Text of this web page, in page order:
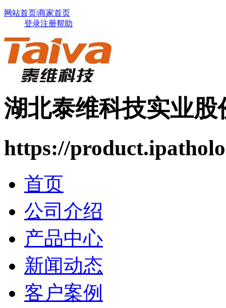
网站首页|商家首页
登录注册帮助
湖北泰维科技实业股
https://
首页
公司介绍
产品中心
新闻动态
客户案例